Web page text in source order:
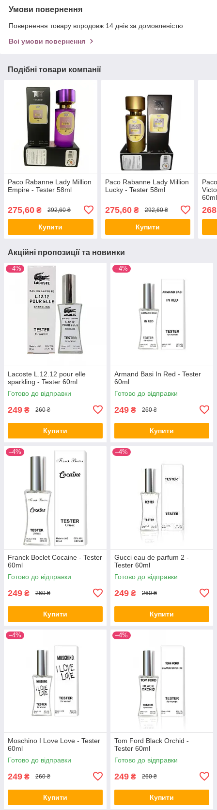
Умови повернення
Повернення товару впродовж 14 днів за домовленістю
Всі умови повернення
Подібні товари компанії
Paco Rabanne Lady Million
Empire - Tester 58ml
275,60 ₴ 292,60 ₴
Купити
Paco Rabanne Lady Million
Lucky - Tester 58ml
275,60₴ 292,60 ₴
Купити
60ml
268
Акційні пропозиції та новинки
–4%
Lacoste L.12.12 pour elle
sparkling - Tester 60ml
Готово до відправки
249 ₴ 260 ₴
Купити
–4%
Armand Basi In Red - Tester
60ml
Готово до відправки
249 ₴ 260 ₴
Купити
–4%
Franck Boclet Cocaine - Tester
60ml
Готово до відправки
249 ₴ 260 ₴
Купити
–4%
Gucci eau de parfum 2 -
Tester 60ml
Готово до відправки
249 ₴ 260 ₴
Купити
–4%
Moschino I Love Love - Tester
60ml
Готово до відправки
249 ₴ 260 ₴
Купити
–4%
Tom Ford Black Orchid -
Tester 60ml
Готово до відправки
249 ₴ 260 ₴
Купити